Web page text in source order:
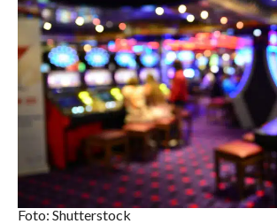
Foto: Shutterstock